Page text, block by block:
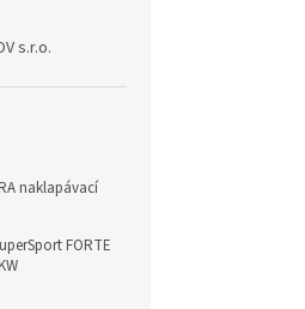
s.r.o.
naklapávací
FORTE